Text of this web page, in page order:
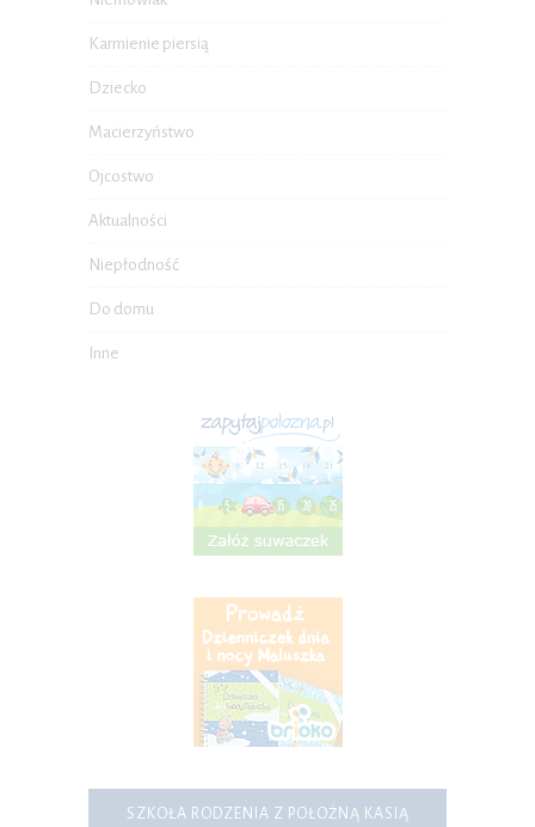
Karmienie piersią
Dziecko
Macierzyństwo
Ojcostwo
Aktualności
Niepłodność
Do domu
Inne
SZKOŁA RODZENIA Z POŁOŻNĄ KASIĄ